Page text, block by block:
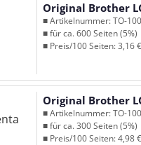
Original Brother
■ Artikelnummer: TO-
■ für ca. 600 Seiten (5%)
■ Preis/100 Seiten: 3,16 €
Original Brother
■ Artikelnummer: TO-
■ für ca. 300 Seiten (5%)
■ Preis/100 Seiten: 4,98 €